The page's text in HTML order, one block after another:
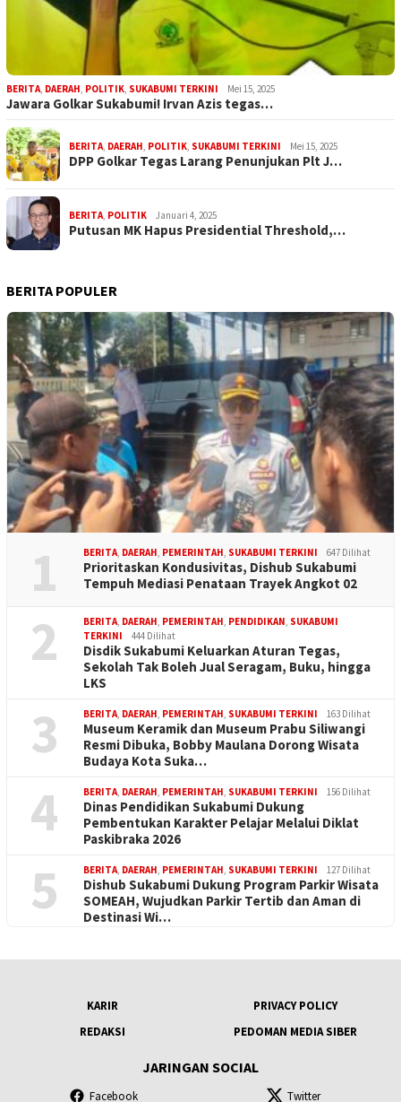
BERITA, DAERAH, POLITIK, SUKABUMI TERKINI Mei 15, 2025
Jawara Golkar Sukabumi! Irvan Azis tegas…
BERITA, DAERAH, POLITIK, SUKABUMI TERKINI Mei 15, 2025
DPP Golkar Tegas Larang Penunjukan Plt J…
BERITA, POLITIK Januari 4, 2025
Putusan MK Hapus Presidential Threshold,…
BERITA POPULER
1 BERITA, DAERAH, PEMERINTAH, SUKABUMI TERKINI 647 Dilihat
Prioritaskan Kondusivitas, Dishub Sukabumi
Tempuh Mediasi Penataan Trayek Angkot 02
2 BERITA, DAERAH, PEMERINTAH, PENDIDIKAN, SUKABUMI
TERKINI
444 Dilihat
Disdik Sukabumi Keluarkan Aturan Tegas,
Sekolah Tak Boleh Jual Seragam, Buku, hingga
LKS
3 BERITA, DAERAH, PEMERINTAH, SUKABUMI TERKINI 163 Dilihat
Museum Keramik dan Museum Prabu Siliwangi
Resmi Dibuka, Bobby Maulana Dorong Wisata
Budaya Kota Suka…
4 BERITA, DAERAH, PEMERINTAH, SUKABUMI TERKINI 156 Dilihat
Dinas Pendidikan Sukabumi Dukung
Pembentukan Karakter Pelajar Melalui Diklat
Paskibraka 2026
5 BERITA, DAERAH, PEMERINTAH, SUKABUMI TERKINI 127 Dilihat
Dishub Sukabumi Dukung Program Parkir Wisata
SOMEAH, Wujudkan Parkir Tertib dan Aman di
Destinasi Wi…
KARIR
PRIVACY POLICY
REDAKSI
PEDOMAN MEDIA SIBER
JARINGAN SOCIAL
Facebook Twitter